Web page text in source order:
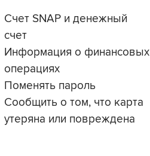
Счет SNAP и денежный
счет
Информация о финансовых
операциях
Поменять пароль
Сообщить о том, что карта
утеряна или повреждена